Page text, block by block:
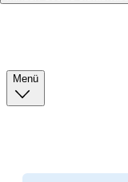
Menü